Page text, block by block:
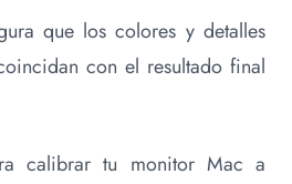
que los colores y detalles
con el resultado final
calibrar tu monitor Mac a